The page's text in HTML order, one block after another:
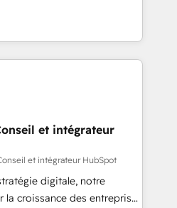
175+ employees.
d’autres outils (ERP,
de la
données pour des
de 30
alignant processus
guidant vos équipes à
en centrant vos objectifs
nous comprenons
et intégrateur
et intégrateur HubSpot
digitale, notre
croissance des entreprises